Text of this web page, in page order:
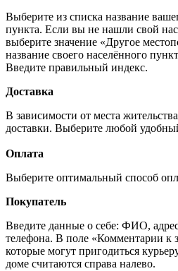
Выберите из списка название
пункта. Если вы не нашли свой
выберите значение «Другое
название своего населённого
Введите правильный индекс.
Доставка
В зависимости от места
доставки. Выберите любой
Оплата
Выберите оптимальный способ
Покупатель
Введите данные о себе: ФИО,
телефона. В поле «Комментарии к
которые могут пригодиться
доме считаются справа налево.